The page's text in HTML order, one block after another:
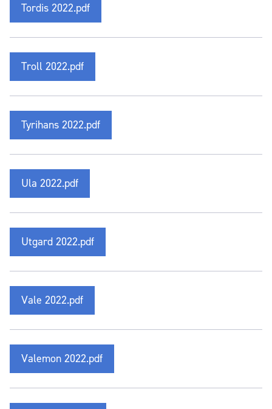
Tordis 2022.pdf
Troll 2022.pdf
Tyrihans 2022.pdf
Ula 2022.pdf
Utgard 2022.pdf
Vale 2022.pdf
Valemon 2022.pdf